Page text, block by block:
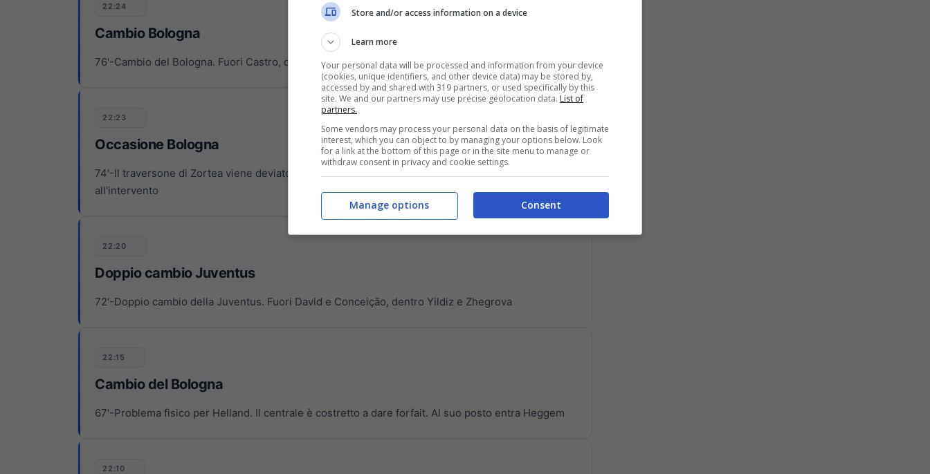
22:24
Cambio Bologna
76'-Cambio del Bologna. Fuori Castro, dentro Bernardeschi
22:23
Occasione Bologna
74'-Il traversone di Zortea viene deviato dalla difesa della Juve, costringendo Di Gregorio
all'intervento
22:20
Doppio cambio Juventus
72'-Doppio cambio della Juventus. Fuori David e Conceição, dentro Yildiz e Zhegrova
22:15
Cambio del Bologna
67'-Problema fisico per Helland. Il centrale è costretto a dare forfait. Al suo posto entra Heggem
22:10
Store and/or access information on a device
Learn more
Your personal data will be processed and information from your device
(cookies, unique identifiers, and other device data) may be stored by,
accessed by and shared with 319 partners, or used specifically by this
site. We and our partners may use precise geolocation data. List of
partners.
Some vendors may process your personal data on the basis of legitimate
interest, which you can object to by managing your options below. Look
for a link at the bottom of this page or in the site menu to manage or
withdraw consent in privacy and cookie settings.
Consent
Manage options